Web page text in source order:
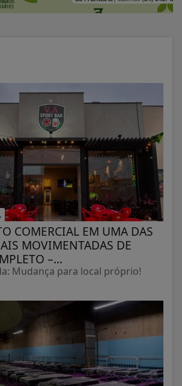
COMERCIAL EM UMA DAS
MOVIMENTADAS DE
–...
Mudança para local próprio!